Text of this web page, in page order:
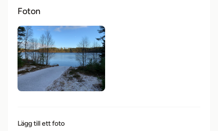
Foton
Lägg till ett foto